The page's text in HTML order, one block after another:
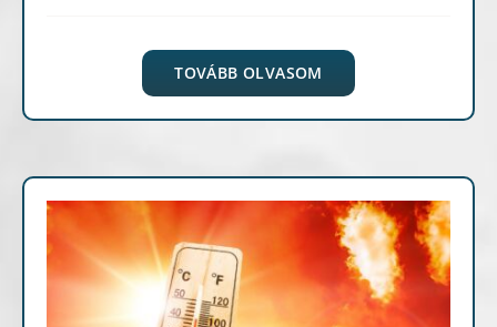
TOVÁBB OLVASOM